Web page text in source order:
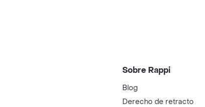
Sobre Rappi
Blog
Derecho de retracto